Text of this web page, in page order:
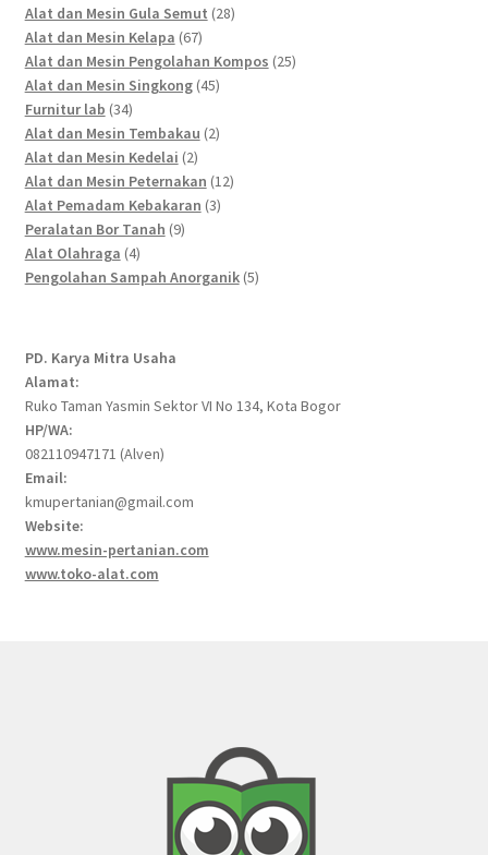
products
Alat dan Mesin Gula Semut 2828
Alat dan Mesin Kelapa 6767
products
Alat dan Mesin Pengolahan Kompos 2525
Alat dan Mesin Singkong 4545
Furnitur lab 3434
products
Alat dan Mesin Tembakau 22
Alat dan Mesin Kedelai 22
products
Alat dan Mesin Peternakan 1212
Alat Pemadam Kebakaran 33
Peralatan Bor Tanah 99
Alat Olahraga 44
products
Pengolahan Sampah Anorganik 55
PD. Karya Mitra Usaha
Alamat:
Ruko Taman Yasmin Sektor VI No 134, Kota Bogor
HP/WA:
082110947171 (Alven)
Email:
kmupertanian@gmail.com
Website:
www.mesin-pertanian.com
www.toko-alat.com